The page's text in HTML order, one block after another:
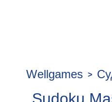
Wellgames